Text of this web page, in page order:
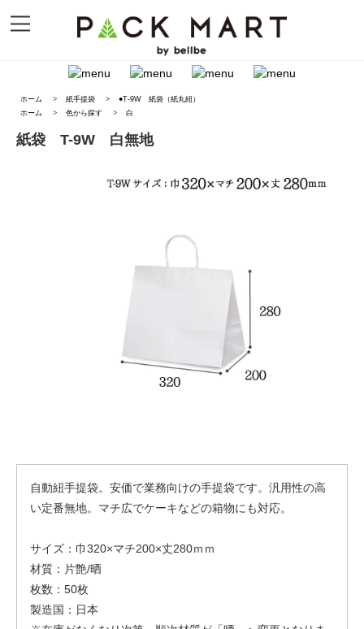
ホーム > 紙手提袋 >
●T-9W 紙袋（紙丸紐）
ホーム
> 色から探す > 白
紙袋 T-9W 白無地
自動紐手提袋。安価で業務向けの手提袋です。汎用性の高
い定番無地。マチ広でケーキなどの箱物にも対応。
サイズ：巾320×マチ200×丈280ｍｍ
材質：片艶/晒
枚数：50枚
製造国：日本